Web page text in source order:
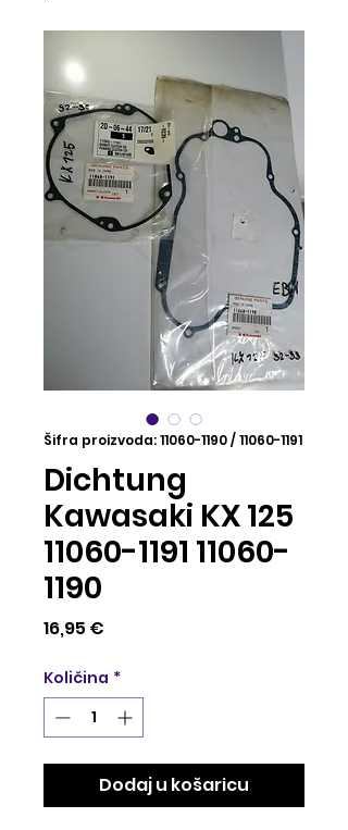
Šifra proizvoda: 11060-1190 / 11060-1191
Dichtung
Kawasaki KX 125
11060-1191 11060-
1190
16,95 €
Količina *
Dodaj u košaricu